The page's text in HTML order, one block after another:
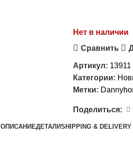
Нет в наличии
Сравнить
Артикул: 13911
Категории:
Метки:
Поделиться:
ОПИСАНИЕДЕТАЛИSHIPPING & DELIVERY